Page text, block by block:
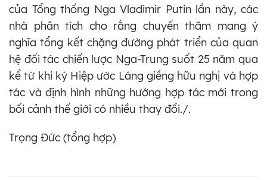
của Tổng thống Nga Vladimir Putin lần này, các
nhà phân tích cho rằng chuyến thăm mang ý
nghĩa tổng kết chặng đường phát triển của quan
hệ đối tác chiến lược Nga-Trung suốt 25 năm qua
kể từ khi ký Hiệp ước Láng giềng hữu nghị và hợp
tác và định hình những hướng hợp tác mới trong
bối cảnh thế giới có nhiều thay đổi./.
Trọng Đức (tổng hợp)